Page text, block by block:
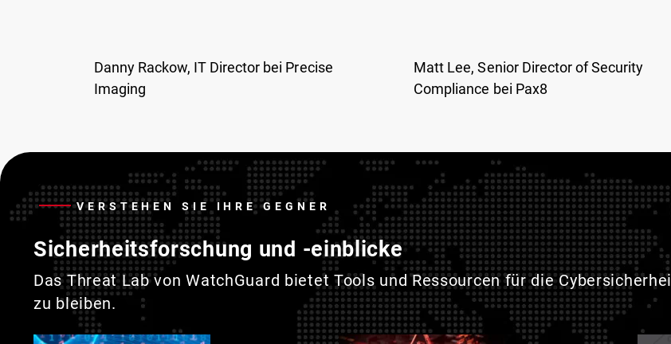
Danny Rackow, IT Director bei Precise
Imaging
Matt Lee, Senior Director of Security
Compliance bei Pax8
VERSTEHEN SIE IHRE GEGNER
Sicherheitsforschung und -einblicke
Das Threat Lab von WatchGuard bietet Tools und Ressourcen für die
zu bleiben.